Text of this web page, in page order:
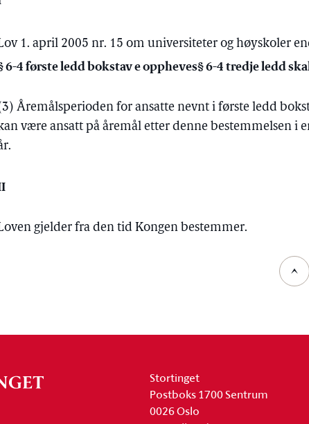
1. april 2005 nr. 15 om universiteter og høyskoler
6-4 første ledd bokstav e oppheves§ 6-4 tredje ledd
Åremålsperioden for ansatte nevnt i første ledd
være ansatt på åremål etter denne bestemmelsen i
gjelder fra den tid Kongen bestemmer.
Stortinget
Postboks 1700 Sentrum
0026 Oslo